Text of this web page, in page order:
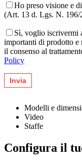
Ho preso visione e
(Art. 13 d. Lgs. N.
Sì, voglio iscrivermi
importanti di prodotto e
il consenso al
Policy
Modelli e
Video
Staffe
Configura il